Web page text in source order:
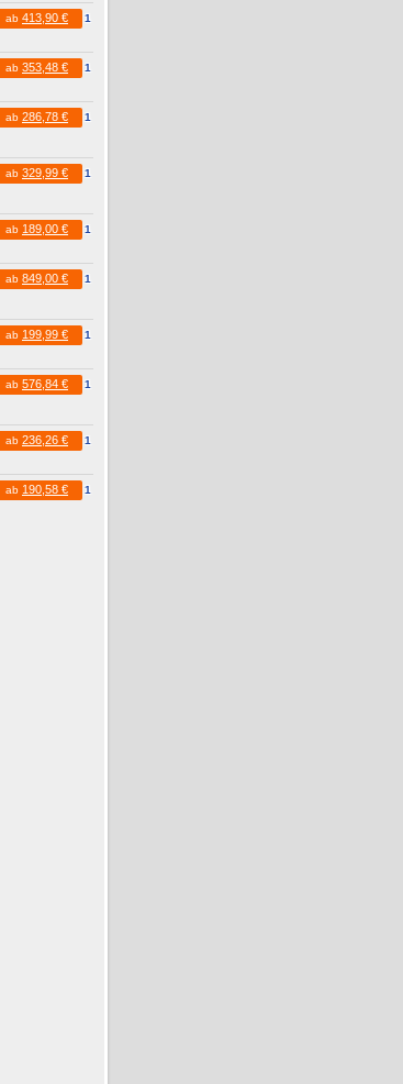
ab 413,90 € 1
ab 353,48 € 1
ab 286,78 € 1
ab 329,99 € 1
ab 189,00 € 1
ab 849,00 € 1
ab 199,99 € 1
ab 576,84 € 1
ab 236,26 € 1
ab 190,58 € 1